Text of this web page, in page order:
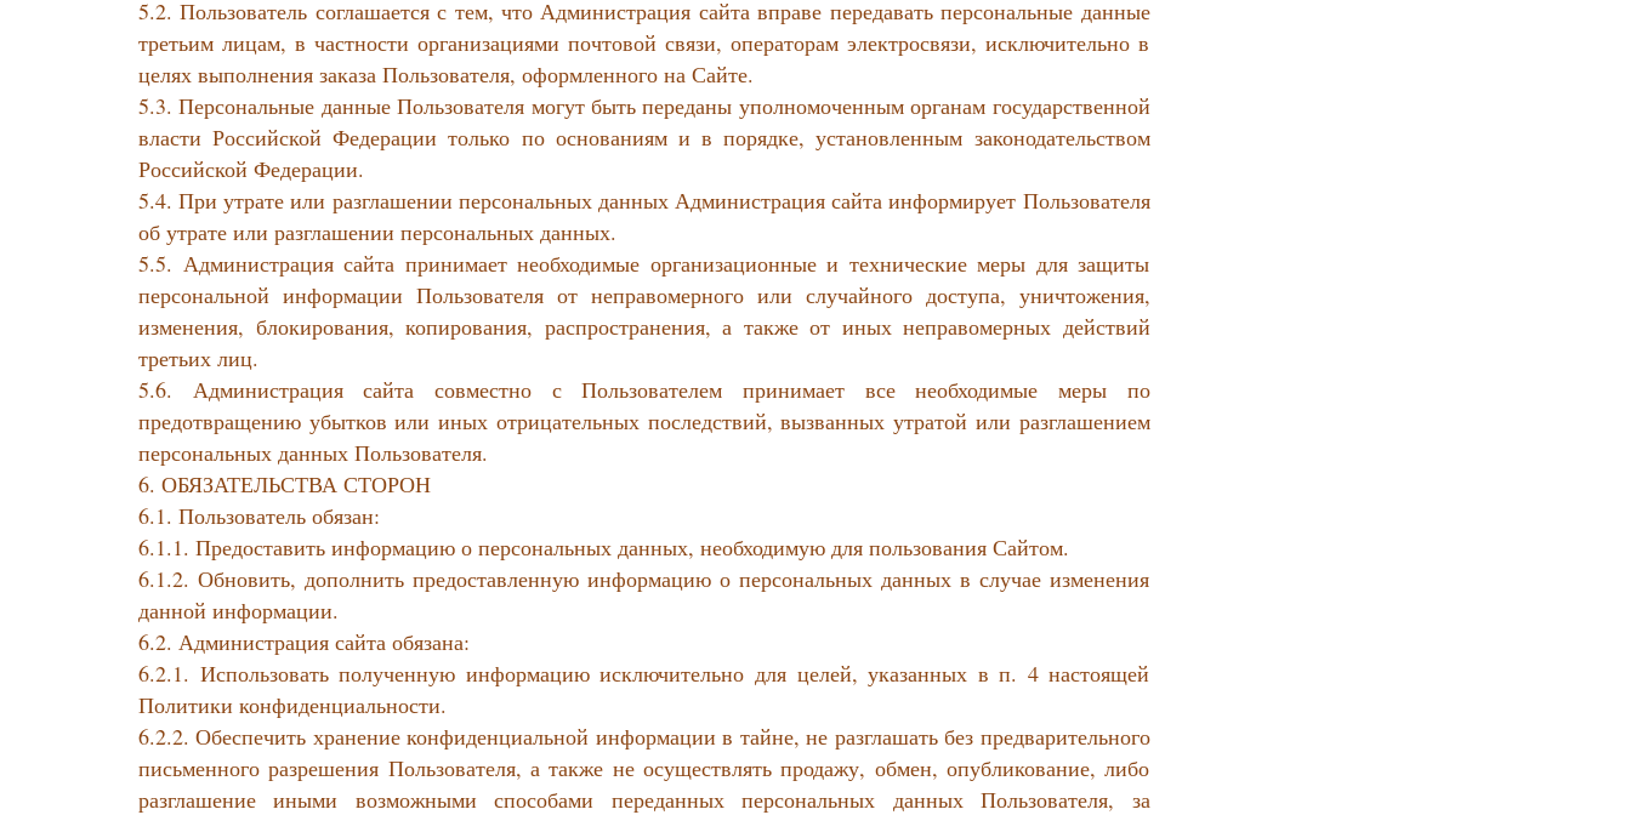
5.2. Пользователь соглашается с тем, что Администрация сайта вправе передавать персональные данные
третьим лицам, в частности организациями почтовой связи, операторам электросвязи, исключительно в
целях выполнения заказа Пользователя, оформленного на Сайте.
5.3. Персональные данные Пользователя могут быть переданы уполномоченным органам государственной
власти Российской Федерации только по основаниям и в порядке, установленным законодательством
Российской Федерации.
5.4. При утрате или разглашении персональных данных Администрация сайта информирует Пользователя
об утрате или разглашении персональных данных.
5.5. Администрация сайта принимает необходимые организационные и технические меры для защиты
персональной информации Пользователя от неправомерного или случайного доступа, уничтожения,
изменения, блокирования, копирования, распространения, а также от иных неправомерных действий
третьих лиц.
5.6. Администрация сайта совместно с Пользователем принимает все необходимые меры по
предотвращению убытков или иных отрицательных последствий, вызванных утратой или разглашением
персональных данных Пользователя.
6. ОБЯЗАТЕЛЬСТВА СТОРОН
6.1. Пользователь обязан:
6.1.1. Предоставить информацию о персональных данных, необходимую для пользования Сайтом.
6.1.2. Обновить, дополнить предоставленную информацию о персональных данных в случае изменения
данной информации.
6.2. Администрация сайта обязана:
6.2.1. Использовать полученную информацию исключительно для целей, указанных в п. 4 настоящей
Политики конфиденциальности.
6.2.2. Обеспечить хранение конфиденциальной информации в тайне, не разглашать без предварительного
письменного разрешения Пользователя, а также не осуществлять продажу, обмен, опубликование, либо
разглашение иными возможными способами переданных персональных данных Пользователя, за